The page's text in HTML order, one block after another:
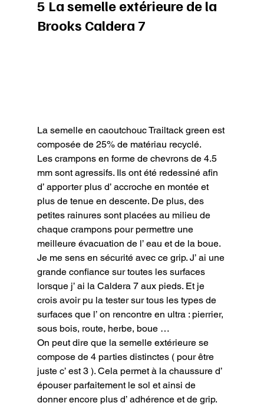
5 La semelle extérieure de la
Brooks Caldera 7
La semelle en caoutchouc Trailtack green est
composée de 25% de matériau recyclé.
Les crampons en forme de chevrons de 4.5
mm sont agressifs. Ils ont été redessiné afin
d’ apporter plus d’ accroche en montée et
plus de tenue en descente. De plus, des
petites rainures sont placées au milieu de
chaque crampons pour permettre une
meilleure évacuation de l’ eau et de la boue.
Je me sens en sécurité avec ce grip. J’ ai une
grande confiance sur toutes les surfaces
lorsque j’ ai la Caldera 7 aux pieds. Et je
crois avoir pu la tester sur tous les types de
surfaces que l’ on rencontre en ultra : pierrier,
sous bois, route, herbe, boue …
On peut dire que la semelle extérieure se
compose de 4 parties distinctes ( pour être
juste c’ est 3 ). Cela permet à la chaussure d’
épouser parfaitement le sol et ainsi de
donner encore plus d’ adhérence et de grip.